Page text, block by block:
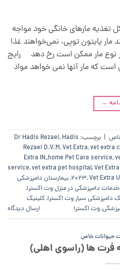
تغذیه مارهای خانگی خود مواجه
مار پایتون توپی، نمی‌خواهند غذا
نوع مار ممکن است رخ دهد رایج
که مار آنها نمی خواهد مواد
→
| برچسب: Dr Hadis Rezaei, Hadis
Rezaei D.V.M,Vet Extra,vet extra
Extra IN_home Pet Care service,
service,vet extra pet hospital,Vet
2023,Vet Extra
,بیمارستان دامپزشکی
خدمات دامپزشکی در منزل وت اکسترا,
دامپزشکی سیار وت اکسترا,کلینیک
,وت اکسترا ارسال دیدگاه
حیوانات خاص
فرت ها (راسوی اهلی)